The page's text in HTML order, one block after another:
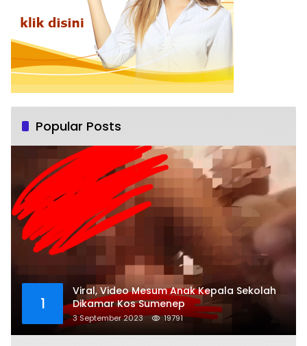
Popular Posts
1
Viral, Video Mesum Anak Kepala Sekolah
Dikamar Kos Sumenep
3 September 2023 19791